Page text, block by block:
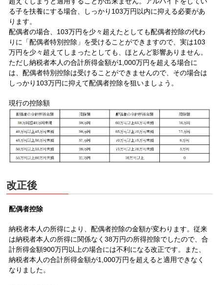
る子を扶養にする場合、しっかり103万円以内に抑える必要があ
ります。
配偶者の場合、103万円を少々超えたとしても配偶者控除の代わ
りに「配偶者特別控除」を受けることができますので、実は103
万円を少々超えてしまったとしても、ほとんど影響ありません。
ただし納税者本人の合計所得金額が1,000万円を超える場合に
は、配偶者特別控除は受けることができませんので、その場合は
しっかり103万円に抑えて配偶者控除を狙いましょう。
現行の控除額
改正後
配偶者控除
納税者本人の所得により、配偶者控除の金額が変わります。従来
は納税者本人の所得に関係なく38万円の所得控除でしたので、合
計所得金額900万円以上の場合には不利になる改正です。また、
納税者本人の合計所得金額が1,000万円を超えると適用できなく
なりました。